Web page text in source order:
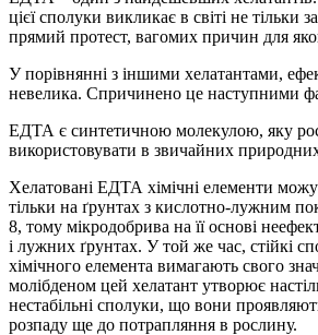
цієї сполуки викликає в світі не тільки
прямий протест, вагомих причин для
У порівнянні з іншими хелатантами,
невелика. Спричинено це наступними
ЕДТА є синтетичною молекулою, яку
використовувати в звичайних
Хелатовані ЕДТА хімічні елементи
тільки на ґрунтах з кислотно-лужним
8, тому мікродобрива на її основі
і лужних ґрунтах. У той же час, стійкі
хімічного елемента вимагають свого
молібденом цей хелатант утворює
нестабільні сполуки, що вони
розпаду ще до потрапляння в рослину.